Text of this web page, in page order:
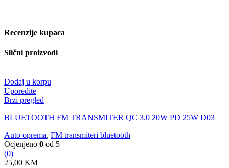
Recenzije kupaca
Slični proizvodi
Dodaj u korpu
Uporedite
Brzi pregled
BLUETOOTH FM TRANSMITER QC 3.0 20W PD 25W D03
Auto oprema, FM transmiteri bluetooth
Ocjenjeno 0 od 5
(0)
25,00 KM